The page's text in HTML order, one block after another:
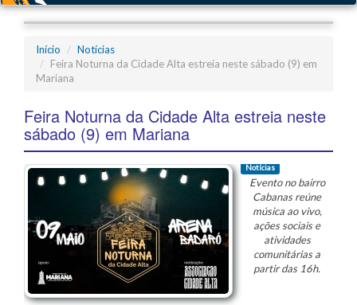
Início
Notícias
Feira Noturna da Cidade Alta estreia neste sábado (9) em
Mariana
Feira Noturna da Cidade Alta estreia neste
sábado (9) em Mariana
Notícias
Evento no bairro
Cabanas reúne
música ao vivo,
ações sociais e
atividades
comunitárias a
partir das 16h.